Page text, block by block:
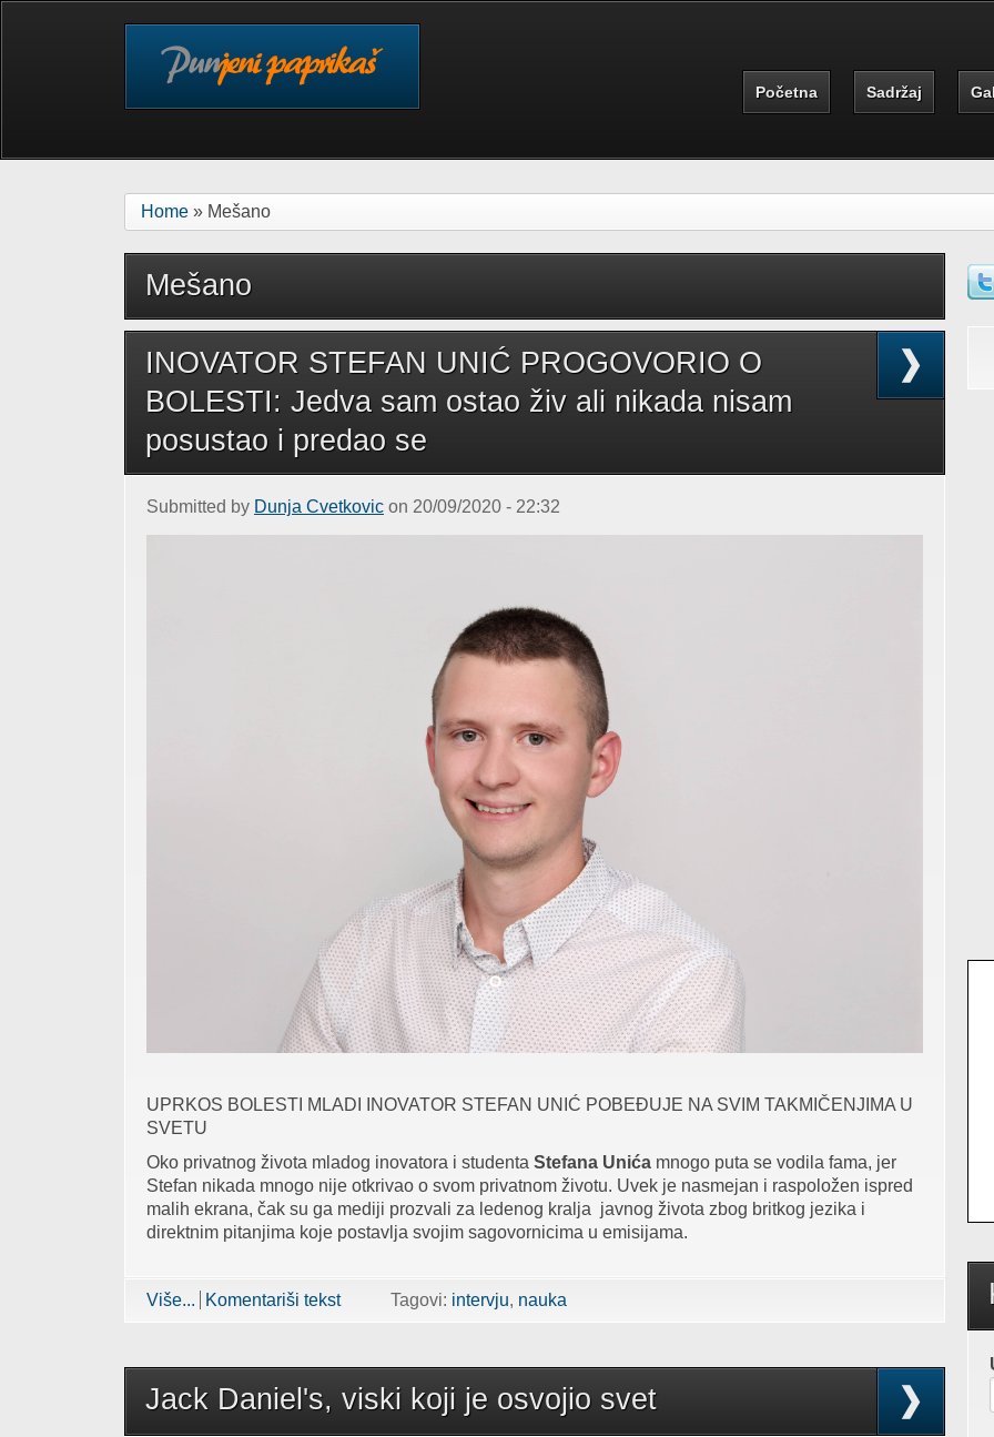
Početna Sadržaj
Home » Mešano
Mešano
INOVATOR STEFAN UNIĆ PROGOVORIO O
BOLESTI: Jedva sam ostao živ ali nikada nisam
posustao i predao se
Submitted by Dunja Cvetkovic on 20/09/2020 - 22:32
UPRKOS BOLESTI MLADI INOVATOR STEFAN UNIĆ POBEĐUJE NA SVIM TAKMIČENJIMA U
SVETU
Oko privatnog života mladog inovatora i studenta Stefana Unića mnogo puta se vodila fama, jer
Stefan nikada mnogo nije otkrivao o svom privatnom životu. Uvek je nasmejan i raspoložen ispred
malih ekrana, čak su ga mediji prozvali za ledenog kralja javnog života zbog britkog jezika i
direktnim pitanjima koje postavlja svojim sagovornicima u emisijama.
Više... about INOVATOR STEFAN UNIĆ PROGOVORIO O BOLESTI: Jedva sam ostao živ ali nikada nisam
Komentariši tekst Tagovi: intervju nauka
Jack Daniel's, viski koji je osvojio svet